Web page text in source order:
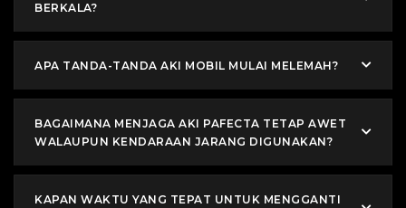
BERKALA?
APA TANDA-TANDA AKI MOBIL MULAI MELEMAH?
BAGAIMANA MENJAGA AKI PAFECTA TETAP AWET
WALAUPUN KENDARAAN JARANG DIGUNAKAN?
KAPAN WAKTU YANG TEPAT UNTUK MENGGANTI